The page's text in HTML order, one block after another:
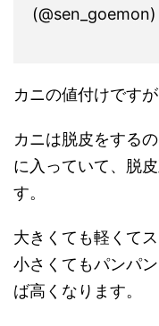
(@sen_goemon)
カニの値付けです
カニは脱皮をする
に入っていて、脱
す。
大きくても軽くて
小さくてもパンパ
ば高くなります。